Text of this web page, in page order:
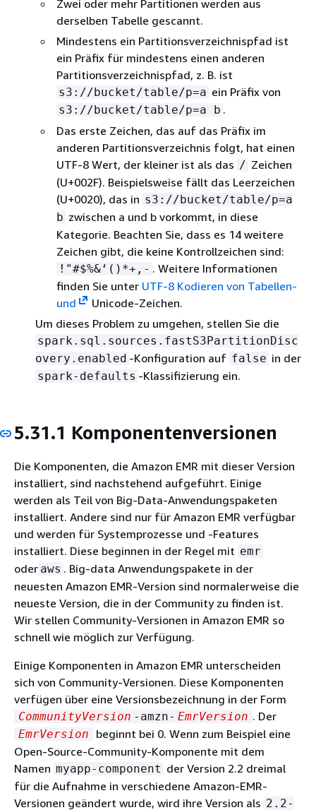
Zwei oder mehr Partitionen werden aus
derselben Tabelle gescannt.
Mindestens ein Partitionsverzeichnispfad ist
ein Präfix für mindestens einen anderen
Partitionsverzeichnispfad, z. B. ist
s3://bucket/table/p=a ein Präfix von
s3://bucket/table/p=a b .
Das erste Zeichen, das auf das Präfix im
anderen Partitionsverzeichnis folgt, hat einen
UTF-8 Wert, der kleiner ist als das / Zeichen
(U+002F). Beispielsweise fällt das Leerzeichen
(U+0020), das in s3://bucket/table/p=a
b zwischen a und b vorkommt, in diese
Kategorie. Beachten Sie, dass es 14 weitere
Zeichen gibt, die keine Kontrollzeichen sind:
!"#$%&‘()*+,- . Weitere Informationen
finden Sie unter UTF-8 Kodieren von Tabellen-
und
Unicode-Zeichen.
Um dieses Problem zu umgehen, stellen Sie die
spark.sql.sources.fastS3PartitionDisc
overy.enabled -Konfiguration auf false in der
spark-defaults -Klassifizierung ein.
5.31.1 Komponentenversionen
Die Komponenten, die Amazon EMR mit dieser Version
installiert, sind nachstehend aufgeführt. Einige
werden als Teil von Big-Data-Anwendungspaketen
installiert. Andere sind nur für Amazon EMR verfügbar
und werden für Systemprozesse und -Features
installiert. Diese beginnen in der Regel mit emr
oder aws . Big-data Anwendungspakete in der
neuesten Amazon EMR-Version sind normalerweise die
neueste Version, die in der Community zu finden ist.
Wir stellen Community-Versionen in Amazon EMR so
schnell wie möglich zur Verfügung.
Einige Komponenten in Amazon EMR unterscheiden
sich von Community-Versionen. Diese Komponenten
verfügen über eine Versionsbezeichnung in der Form
CommunityVersion -amzn- EmrVersion . Der
EmrVersion
beginnt bei 0. Wenn zum Beispiel eine
Open-Source-Community-Komponente mit dem
Namen myapp-component der Version 2.2 dreimal
für die Aufnahme in verschiedene Amazon-EMR-
Versionen geändert wurde, wird ihre Version als 2.2-